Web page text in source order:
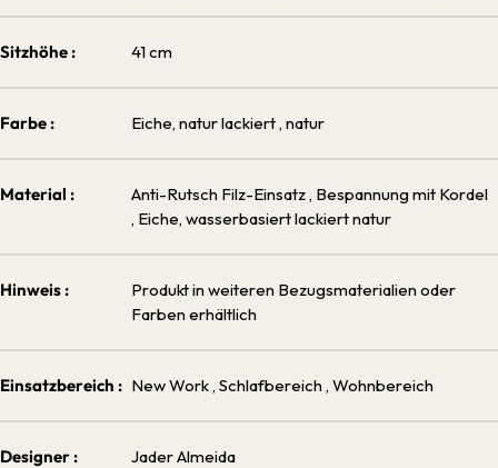
Sitzhöhe : 41 cm
Farbe : Eiche, natur lackiert , natur
Material : Anti-Rutsch Filz-Einsatz , Bespannung mit Kordel
, Eiche, wasserbasiert lackiert natur
Hinweis :
Produkt in weiteren Bezugsmaterialien oder
Farben erhältlich
Einsatzbereich : New Work , Schlafbereich , Wohnbereich
Designer : Jader Almeida